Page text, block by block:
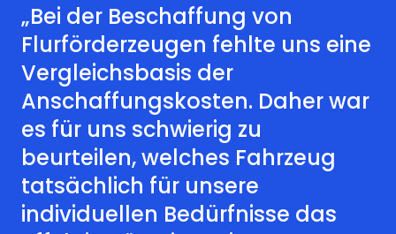
„Bei der Beschaffung von
Flurförderzeugen fehlte uns eine
Vergleichsbasis der
Anschaffungskosten. Daher war
es für uns schwierig zu
beurteilen, welches Fahrzeug
tatsächlich für unsere
individuellen Bedürfnisse das